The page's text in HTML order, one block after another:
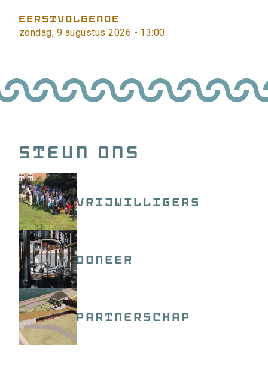
EERSTVOLGENDE
zondag, 9 augustus 2026 - 13:00
Steun ons
Vrijwilligers
Doneer
Partnerschap